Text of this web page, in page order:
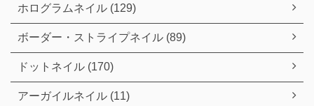
ホログラムネイル (129)
ボーダー・ストライプネイル (89)
ドットネイル (170)
アーガイルネイル (11)